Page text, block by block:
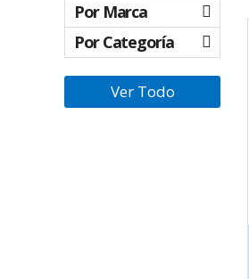
Por Marca
Por Categoría
Ver Todo